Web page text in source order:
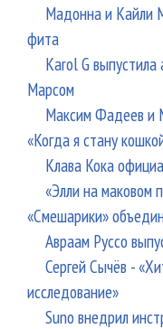
Мадонна и Кайли
фита
Karol G
Марсом
Максим Фадеев и
«Когда я стану
Клава Кока
«Элли на маковом
«Смешарики»
Авраам Руссо
Сергей Сычёв -
исследование»
Suno внедрил